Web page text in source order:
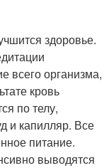
здоровье.
всего организма,
кровь
по телу,
и капилляр. Все
питание.
выводятся